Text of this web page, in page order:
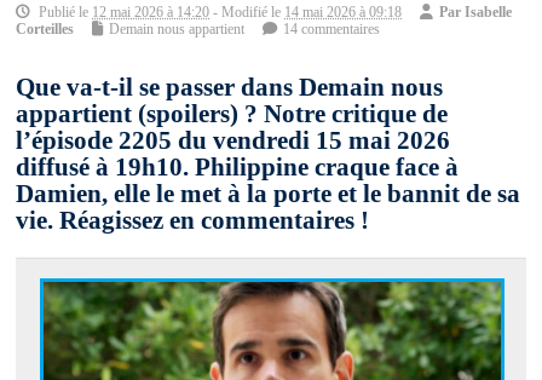
Publié le 12 mai 2026 à 14:20 - Modifié le 14 mai 2026 à 09:18 ParIsabelle
Corteilles
Demain nous appartient 14 commentaires
Que va-t-il se passer dans Demain nous
appartient (spoilers) ? Notre critique de
l’épisode 2205 du vendredi 15 mai 2026
diffusé à 19h10. Philippine craque face à
Damien, elle le met à la porte et le bannit de sa
vie. Réagissez en commentaires !